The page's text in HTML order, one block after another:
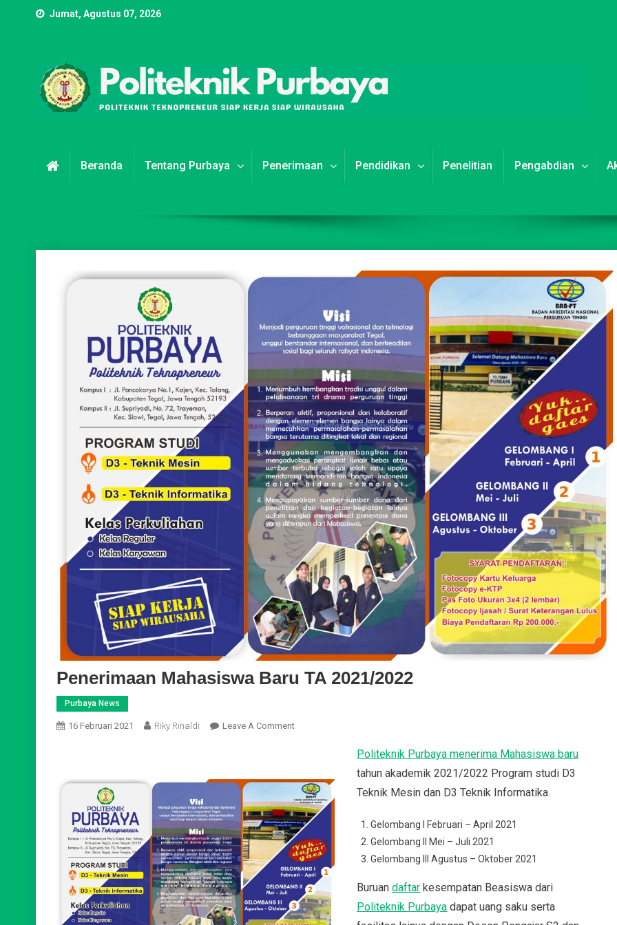
Jumat, Agustus 07, 2026
Beranda Tentang Purbaya Penerimaan Pendidikan Penelitian Pengabdian
Penerimaan Mahasiswa Baru TA 2021/2022
Purbaya News
16 Februari 2021 Riky Rinaldi Leave A CommentOn
TA
2021/2022
Politeknik Purbaya menerima Mahasiswa baru
tahun akademik 2021/2022 Program studi D3
Teknik Mesin dan D3 Teknik Informatika.
Gelombang I Februari – April 2021
Gelombang II Mei – Juli 2021
Gelombang III Agustus – Oktober 2021
Buruandaftar kesempatan Beasiswa dari
Politeknik Purbaya dapat uang saku serta
“Politeknik Purbaya
2024 sebagai
Perguruan Tinggi
Swasta dengan
Pengelolaan
Kapasitas
Pembelajaran
Terprogresif”
Politeknik
Jadi Mitra
Beasiswa
Kabupaten